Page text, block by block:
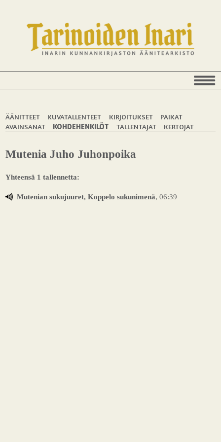
ÄÄNITTEET KUVATALLENTEET KIRJOITUKSET
PAIKAT
AVAINSANAT
KOHDEHENKILÖT TALLENTAJAT KERTOJAT
Mutenia Juho Juhonpoika
Yhteensä 1 tallennetta:
Mutenian sukujuuret, Koppelo sukunimenä, 06:39